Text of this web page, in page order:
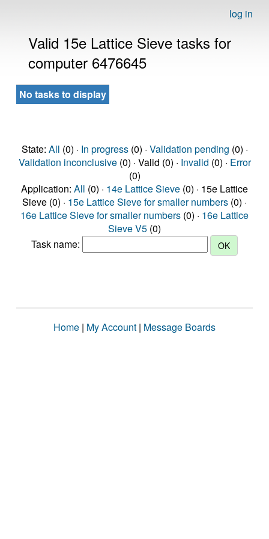
log in
Valid 15e Lattice Sieve tasks for
computer 6476645
No tasks to display
State: All (0) · In progress(0) · Validation pending (0) ·
Validation inconclusive(0) · Valid (0) · Invalid (0) · Error
(0)
Application: All (0) · 14e Lattice Sieve (0) · 15e Lattice
Sieve (0) · 15e Lattice Sieve for smaller numbers (0) ·
16e Lattice Sieve for smaller numbers (0) · 16e Lattice
Sieve V5 (0)
Task name:
Home | My Account | Message Boards